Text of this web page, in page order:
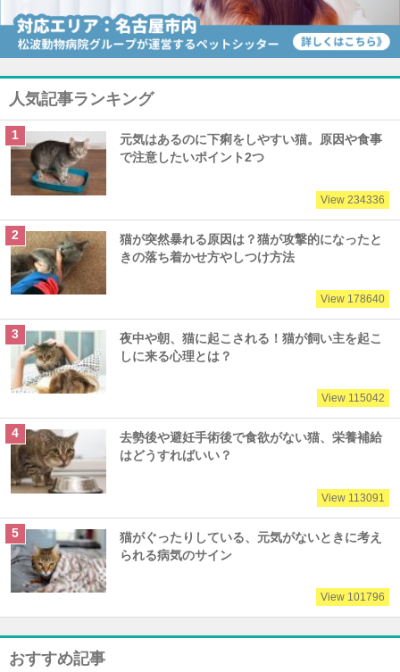
人気記事ランキング
元気はあるのに下痢をしやすい猫。原因や食事
で注意したいポイント2つ
View 234336
猫が突然暴れる原因は？猫が攻撃的になったと
きの落ち着かせ方やしつけ方法
View 178640
夜中や朝、猫に起こされる！猫が飼い主を起こ
しに来る心理とは？
View 115042
去勢後や避妊手術後で食欲がない猫、栄養補給
はどうすればいい？
View 113091
猫がぐったりしている、元気がないときに考え
られる病気のサイン
View 101796
おすすめ記事